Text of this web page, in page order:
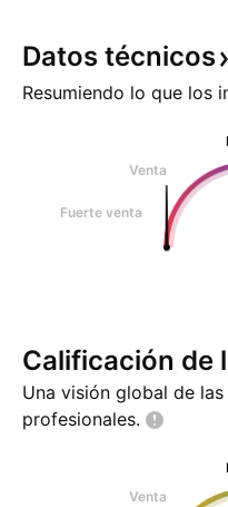
Datos técnicos
Resumiendo lo que los
Venta
Fuerte venta
Calificación de
Una visión global de
profesionales.
Venta